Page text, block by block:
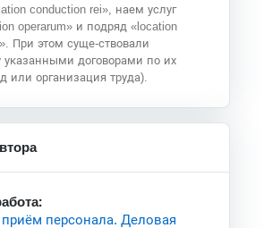
conduction rei», наем услуг
operarum» и подряд «location
При этом суще-ствовали
договорами по их
или организация труда).
персонала. Деловая